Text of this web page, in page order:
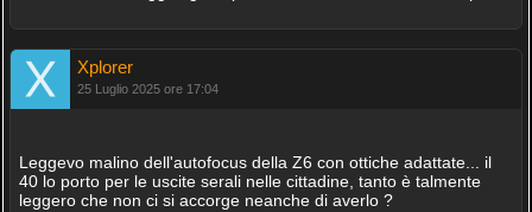
Xplorer
25 Luglio 2025 ore 17:04
Leggevo malino dell'autofocus della Z6 con ottiche adattate... il
40 lo porto per le uscite serali nelle cittadine, tanto è talmente
leggero che non ci si accorge neanche di averlo ?